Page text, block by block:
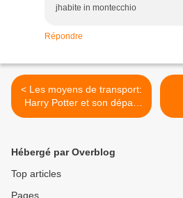
jhabite in montecchio
Répondre
< Les moyens de transport:
Harry Potter et son départ
pour Poudlard
Hébergé par Overblog
Top articles
Pages